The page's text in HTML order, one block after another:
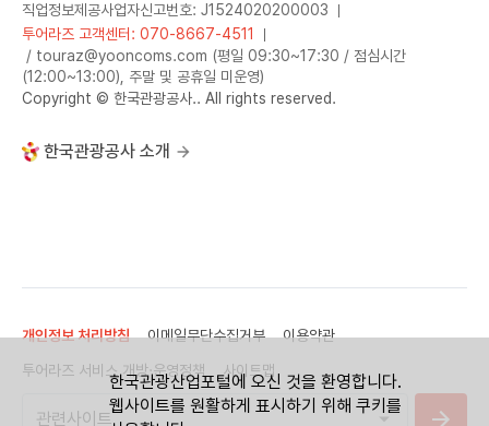
직업정보제공사업자신고번호: J1524020200003
투어라즈 고객센터: 070-8667-4511
/ touraz@yooncoms.com (평일 09:30~17:30 / 점심시간
(12:00~13:00), 주말 및 공휴일 미운영)
Copyright © 한국관광공사.. All rights reserved.
한국관광공사 소개
개인정보 처리방침 이메일무단수집거부
이용약관
투어라즈 서비스 개방·운영정책
사이트맵
한국관광산업포털에 오신 것을 환영합니다.
웹사이트를 원활하게 표시하기 위해 쿠키를